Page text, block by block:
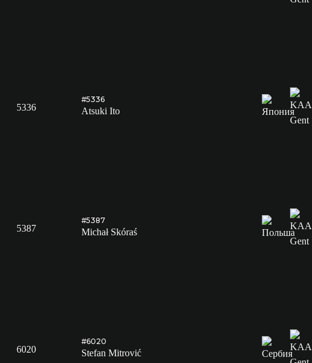
5336
#5336
Atsuki Ito
5387
#5387
Michał Skóraś
6020
#6020
Stefan Mitrović